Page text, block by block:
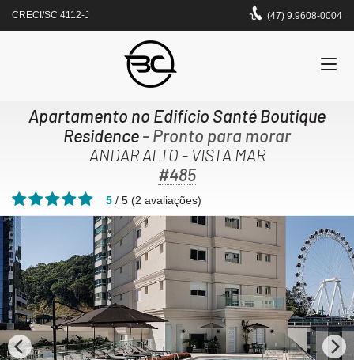
CRECI/SC 4112-J (47) 9.9608-0004
Apartamento no Edifício Santé Boutique
Residence- Pronto para morar
ANDAR ALTO - VISTA MAR
#485
5 / 5 (2 avaliações)